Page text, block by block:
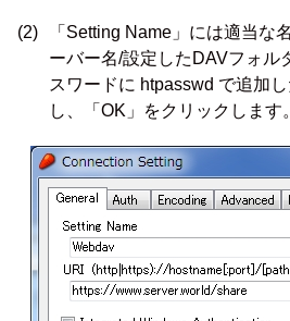
(2)
「Setting Name」には適当な
ーバー名/設定したDAVフォル
スワードに htpasswd で追加
し、「OK」をクリックします。